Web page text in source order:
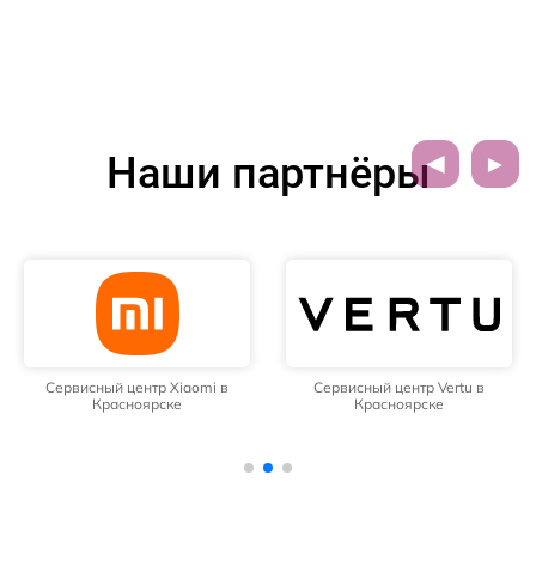
Наши партнёры
Сервисный центр Xiaomi в
Красноярске
Сервисный центр Vertu в
Красноярске